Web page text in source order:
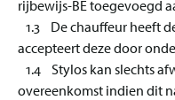
rijbewijs-BE toegevoegd
1.3 De chauffeur heeft
accepteert deze door
1.4 Stylos kan slechts
overeenkomst indien dit